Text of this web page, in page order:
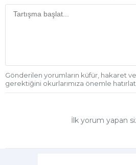
Gönderilen yorumların küfür, hakaret
gerektiğini okurlarımıza önemle
İlk yorum yapan